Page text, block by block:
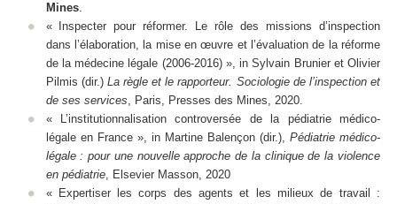
Mines.
« Inspecter pour réformer. Le rôle des missions d’inspection
dans l’élaboration, la mise en œuvre et l’évaluation de la réforme
de la médecine légale (2006-2016) », in Sylvain Brunier et Olivier
Pilmis (dir.)La règle et le rapporteur. Sociologie de l’inspection et
de ses services, Paris, Presses des Mines, 2020.
« L’institutionnalisation controversée de la pédiatrie médico-
légale en France », in Martine Balençon (dir.), Pédiatrie médico-
légale : pour une nouvelle approche de la clinique de la violence
en pédiatrie, Elsevier Masson, 2020
« Expertiser les corps des agents et les milieux de travail :